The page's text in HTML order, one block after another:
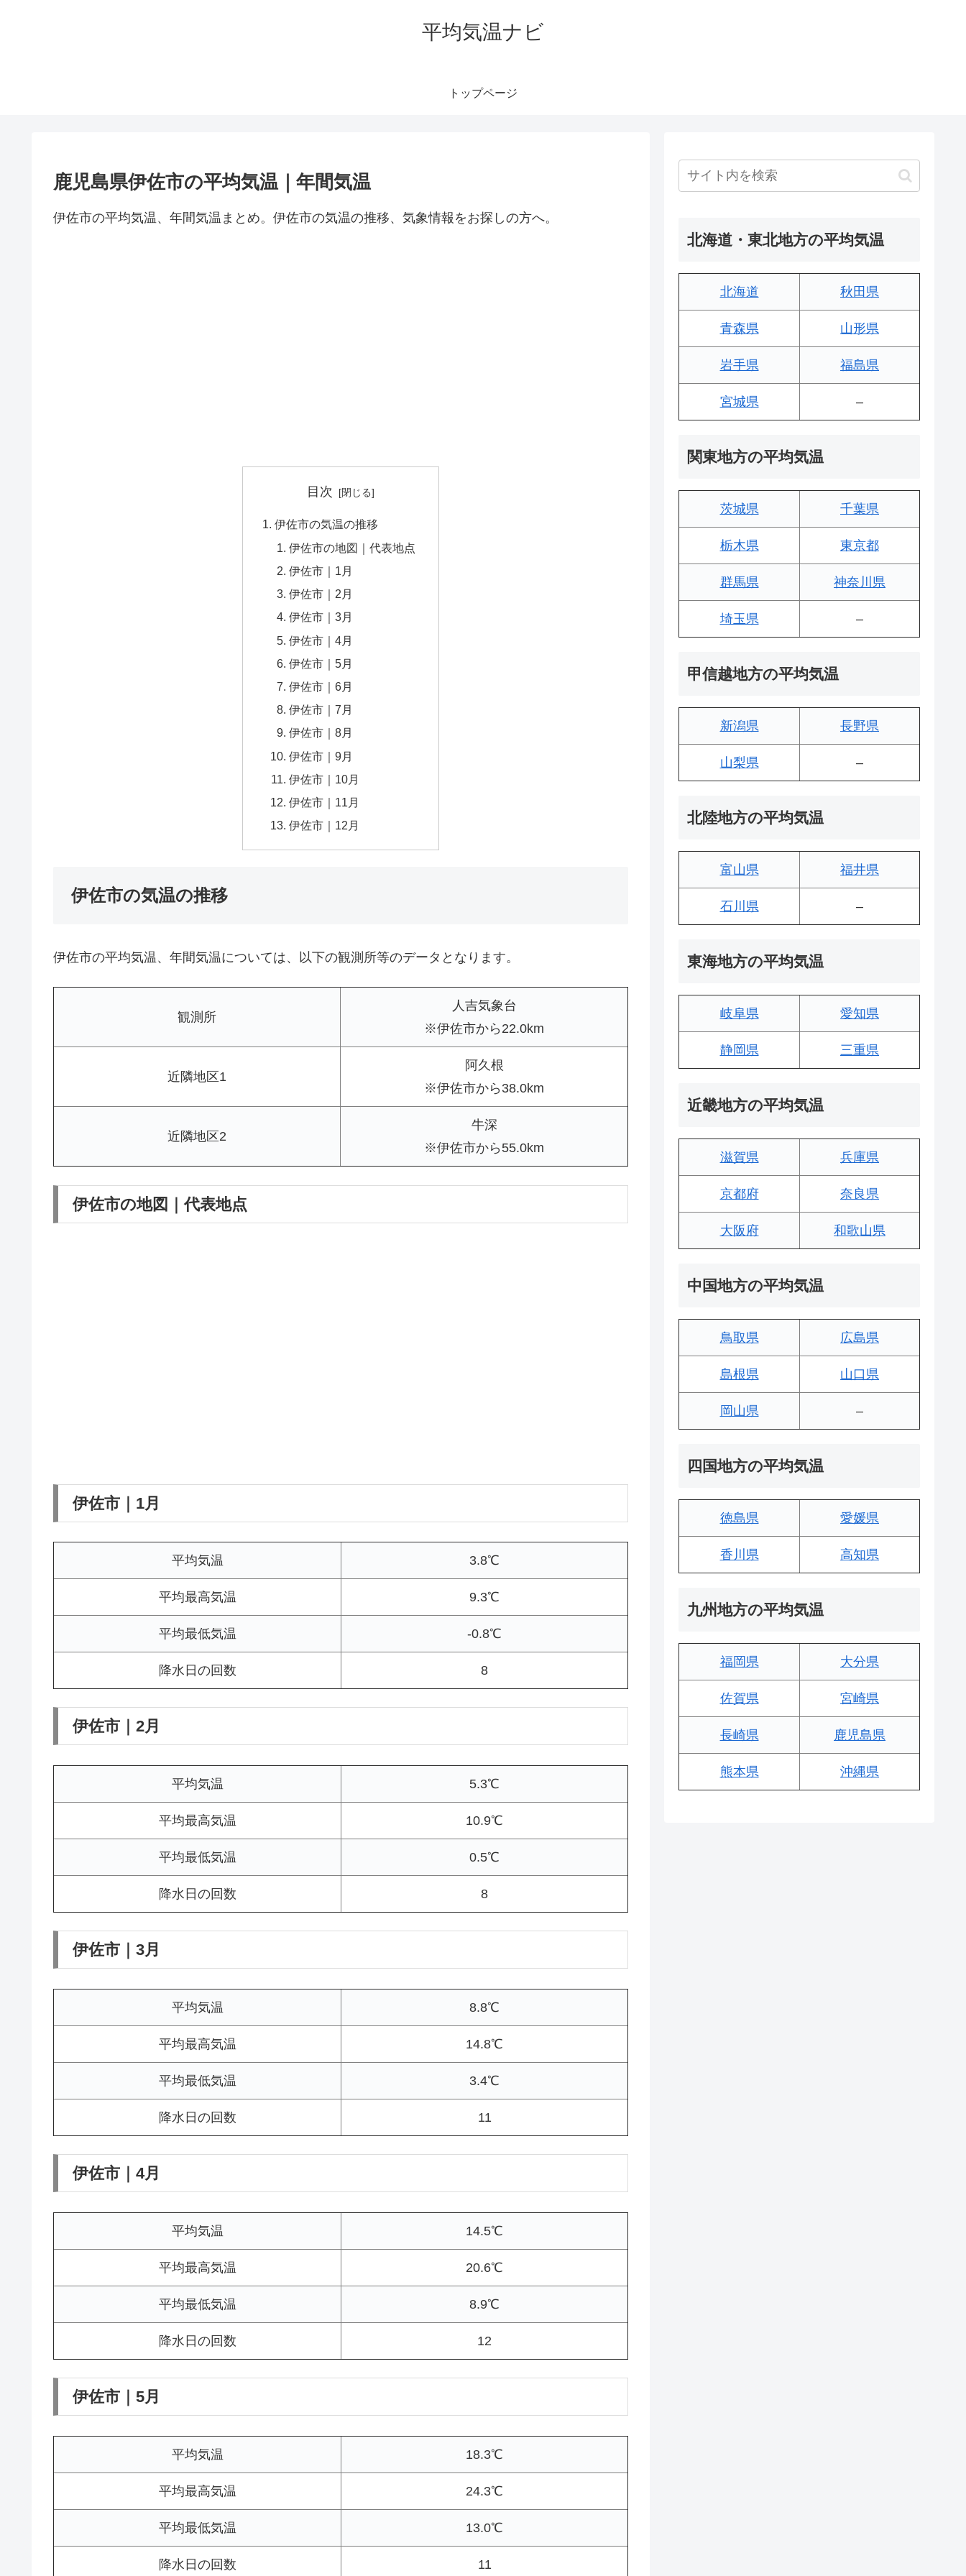
平均気温ナビ
トップページ
鹿児島県伊佐市の平均気温｜年間気温
伊佐市の平均気温、年間気温まとめ。伊佐市の気温の推移、気象情報をお探しの方へ。
目次
伊佐市の気温の推移
伊佐市の地図｜代表地点
伊佐市｜1月
伊佐市｜2月
伊佐市｜3月
伊佐市｜4月
伊佐市｜5月
伊佐市｜6月
伊佐市｜7月
伊佐市｜8月
伊佐市｜9月
伊佐市｜10月
伊佐市｜11月
伊佐市｜12月
伊佐市の気温の推移
伊佐市の平均気温、年間気温については、以下の観測所等のデータとなります。
観測所
人吉気象台
※伊佐市から22.0km
近隣地区1
阿久根
※伊佐市から38.0km
近隣地区2
牛深
※伊佐市から55.0km
伊佐市の地図｜代表地点
伊佐市｜1月
平均気温 3.8℃
平均最高気温 9.3℃
平均最低気温 -0.8℃
降水日の回数 8
伊佐市｜2月
平均気温 5.3℃
平均最高気温 10.9℃
平均最低気温 0.5℃
降水日の回数 8
伊佐市｜3月
平均気温 8.8℃
平均最高気温 14.8℃
平均最低気温 3.4℃
降水日の回数 11
伊佐市｜4月
平均気温 14.5℃
平均最高気温 20.6℃
平均最低気温 8.9℃
降水日の回数 12
伊佐市｜5月
平均気温 18.3℃
平均最高気温 24.3℃
平均最低気温 13.0℃
降水日の回数 11
北海道・東北地方の平均気温
北海道 秋田県
青森県 山形県
岩手県 福島県
宮城県 –
関東地方の平均気温
茨城県 千葉県
栃木県 東京都
群馬県 神奈川県
埼玉県 –
甲信越地方の平均気温
新潟県 長野県
山梨県 –
北陸地方の平均気温
富山県 福井県
石川県 –
東海地方の平均気温
岐阜県 愛知県
静岡県 三重県
近畿地方の平均気温
滋賀県 兵庫県
京都府 奈良県
大阪府 和歌山県
中国地方の平均気温
鳥取県 広島県
島根県 山口県
岡山県 –
四国地方の平均気温
徳島県 愛媛県
香川県 高知県
九州地方の平均気温
福岡県 大分県
佐賀県 宮崎県
長崎県 鹿児島県
熊本県 沖縄県